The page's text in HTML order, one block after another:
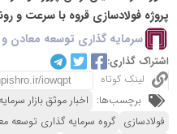
پروژه فولادسازی قروه با سرعت و
سرمایه گذاری توسعه معادن و
اشتراک گذاری:
لینک کوتاه
برچسب‌ها: اخبار موثق بازار سرمایه
فولادسازی گروه سرمایه گذاری توسعه